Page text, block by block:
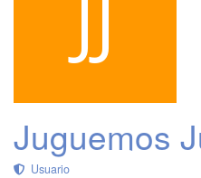
Juguemos
Usuario